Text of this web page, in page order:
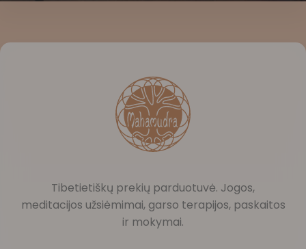
Tibetietiškų prekių parduotuvė. Jogos,
meditacijos užsiėmimai, garso terapijos, paskaitos
ir mokymai.